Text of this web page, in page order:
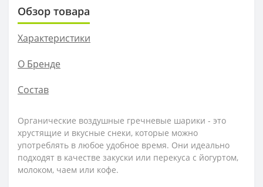
Обзор товара
Характеристики
О Бренде
Состав
Органические воздушные гречневые шарики - это
хрустящие и вкусные снеки, которые можно
употреблять в любое удобное время. Они идеально
подходят в качестве закуски или перекуса с йогуртом,
молоком, чаем или кофе.